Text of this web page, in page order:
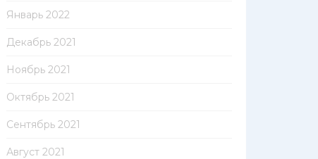
Январь 2022
Декабрь 2021
Ноябрь 2021
Октябрь 2021
Сентябрь 2021
Август 2021